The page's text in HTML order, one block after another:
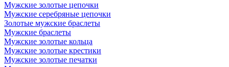
Мужские золотые цепочки
Мужские серебряные цепочки
Золотые мужские браслеты
Мужские браслеты
Мужские золотые кольца
Мужские золотые крестики
Мужские золотые печатки